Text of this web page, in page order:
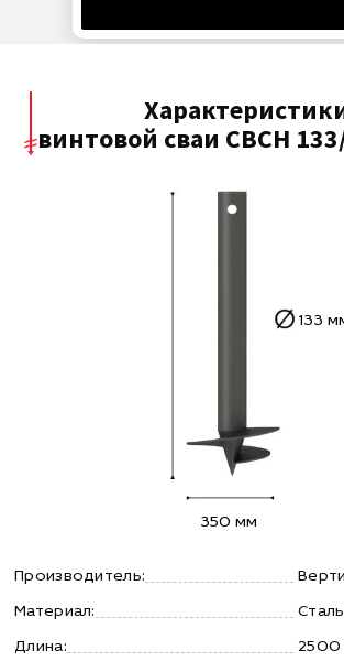
винтовой сваи СВСН
350 мм
133
Производитель:
Материал:
Длина: 2500